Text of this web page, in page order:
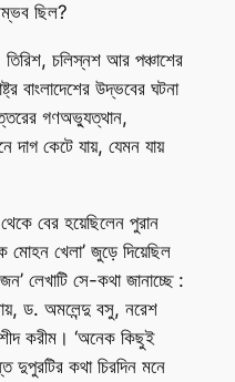
ছিল?
তিরিশ, চলিস্নশ আর পঞ্চাশের
বাংলাদেশের উদ্ভবের ঘটনা
গণঅভ্যুত্থান,
কেটে যায়, যেমন যায়
বের হয়েছিলেন পুরান
খেলা’ জুড়ে দিয়েছিল
লেখাটি সে-কথা জানাচ্ছে :
রায়, ড. অমলেন্দু বসু, নরেশ
করীম। ‘অনেক কিছুই
দুপুরটির কথা চিরদিন মনে